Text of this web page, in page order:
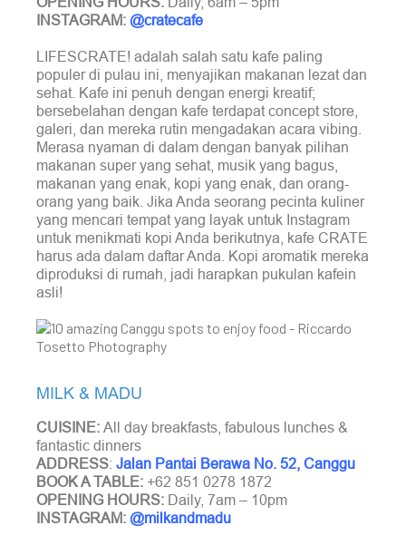
INSTAGRAM: @cratecafe
LIFESCRATE! adalah salah satu kafe paling
populer di pulau ini, menyajikan makanan lezat dan
sehat. Kafe ini penuh dengan energi kreatif;
bersebelahan dengan kafe terdapat concept store,
galeri, dan mereka rutin mengadakan acara vibing.
Merasa nyaman di dalam dengan banyak pilihan
makanan super yang sehat, musik yang bagus,
makanan yang enak, kopi yang enak, dan orang-
orang yang baik. Jika Anda seorang pecinta kuliner
yang mencari tempat yang layak untuk Instagram
untuk menikmati kopi Anda berikutnya, kafe CRATE
harus ada dalam daftar Anda. Kopi aromatik mereka
diproduksi di rumah, jadi harapkan pukulan kafein
asli!
MILK & MADU
CUISINE: All day breakfasts, fabulous lunches &
fantastic dinners
ADDRESS: Jalan Pantai Berawa No. 52, Canggu
BOOK A TABLE: +62 851 0278 1872
OPENING HOURS: Daily, 7am – 10pm
INSTAGRAM: @milkandmadu